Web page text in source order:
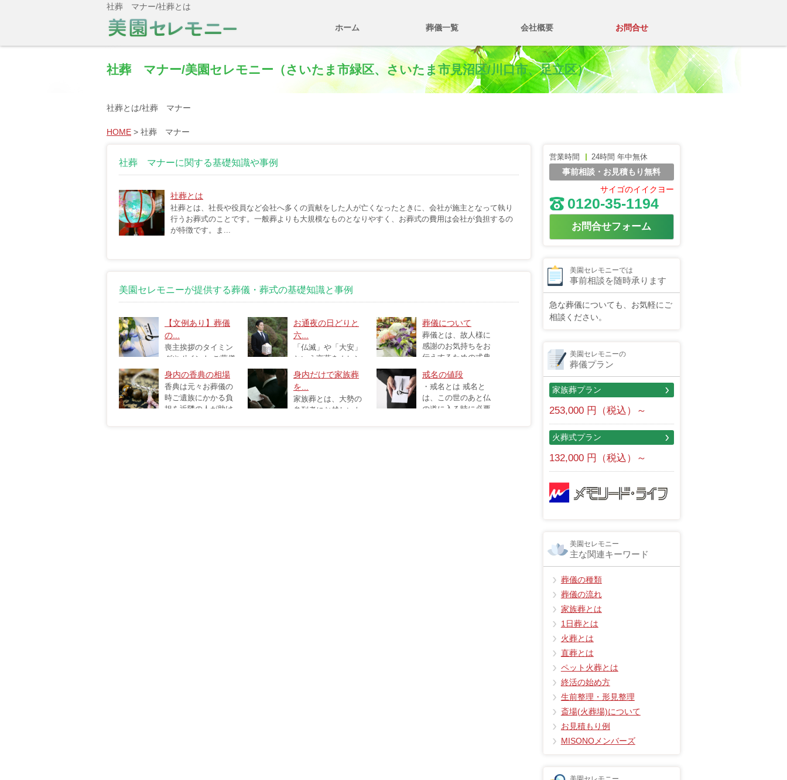
社葬 マナー/社葬とは
ホーム 葬儀一覧 会社概要 お問合せ
社葬 マナー/美園セレモニー（さいたま市緑区、さいたま市見沼区/川口市、足立区）
社葬とは/社葬 マナー
HOME > 社葬 マナー
社葬 マナーに関する基礎知識や事例
社葬とは
社葬とは、社長や役員など会社へ多くの貢献をした人が亡くなったときに、会社が施主となって執り
行うお葬式のことです。一般葬よりも大規模なものとなりやすく、お葬式の費用は会社が負担するの
が特徴です。ま...
美園セレモニーが提供する葬儀・葬式の基礎知識と事例
【文例あり】葬儀
の...
喪主挨拶のタイミン
グやポイント ご葬儀
の際には、節目ご...
お通夜の日どりと
六...
「仏滅」や「大安」
という言葉をカレン
ダーなどでよく見かけますよ
ね。...
葬儀について
葬儀とは、故人様に
感謝のお気持ちをお
伝えするための式典
です。 ご参...
身内の香典の相場
香典は元々お葬儀の
時ご遺族にかかる負
担を近隣の人が助け
身内だけで家族葬
を...
家族葬とは、大勢の
参列者にお越しいた
戒名の値段
・戒名とは 戒名と
は、この世のあと仏
の道に入る時に必要
営業時間 24時間 年中無休
事前相談・お見積もり無料
サイゴのイイクヨー
0120-35-1194
お問合せフォーム
美園セレモニーでは
事前相談を随時承ります
急な葬儀についても、お気軽にご
相談ください。
美園セレモニーの
葬儀プラン
家族葬プラン
253,000 円（税込）～
火葬式プラン
132,000 円（税込）～
美園セレモニー
主な関連キーワード
葬儀の種類
葬儀の流れ
家族葬とは
1日葬とは
火葬とは
直葬とは
ペット火葬とは
終活の始め方
生前整理・形見整理
斎場(火葬場)について
お見積もり例
MISONOメンバーズ